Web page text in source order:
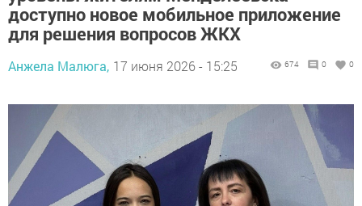
доступно новое мобильное приложение
для решения вопросов ЖКХ
Анжела Малюга, 17 июня 2026 - 15:25 674 0 0